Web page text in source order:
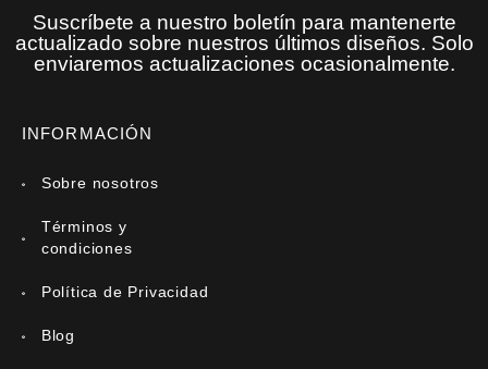
Suscríbete a nuestro boletín para mantenerte
actualizado sobre nuestros últimos diseños. Solo
enviaremos actualizaciones ocasionalmente.
INFORMACIÓN
Sobre nosotros
Términos y
condiciones
Política de Privacidad
Blog